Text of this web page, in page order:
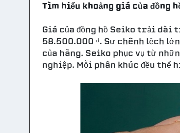
Tìm hiểu khoảng giá của đồng
Giá của đồng hồ Seiko trải dài
58.500.000 ₫. Sự chênh lệch
của hãng. Seiko phục vụ từ
nghiệp. Mỗi phân khúc đều thể